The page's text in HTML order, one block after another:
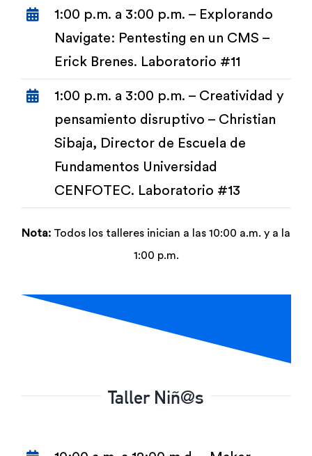
1:00 p.m. a 3:00 p.m. – Explorando
Navigate: Pentesting en un CMS –
Erick Brenes. Laboratorio #11
1:00 p.m. a 3:00 p.m. – Creatividad y
pensamiento disruptivo – Christian
Sibaja, Director de Escuela de
Fundamentos Universidad
CENFOTEC. Laboratorio #13
Nota: Todos los talleres inician a las 10:00 a.m. y a la
1:00 p.m.
Taller Niñ@s